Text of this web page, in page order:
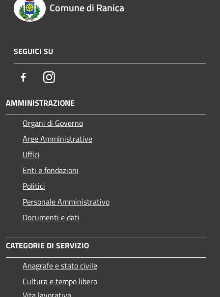
Comune di Ranica
SEGUICI SU
FacebookInstagram
AMMINISTRAZIONE
Organi di Governo
Aree Amministrative
Uffici
Enti e fondazioni
Politici
Personale Amministrativo
Documenti e dati
CATEGORIE DI SERVIZIO
Anagrafe e stato civile
Cultura e tempo libero